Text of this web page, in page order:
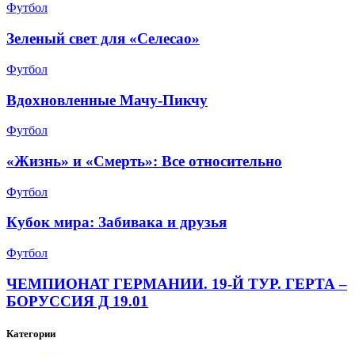
Футбол
Зеленый свет для «Селесао»
Футбол
Вдохновленные Мачу-Пикчу
Футбол
«Жизнь» и «Смерть»: Все относительно
Футбол
Кубок мира: Забивака и друзья
Футбол
ЧЕМПИОНАТ ГЕРМАНИИ. 19-Й ТУР. ГЕРТА –
БОРУССИЯ Д 19.01
Категории